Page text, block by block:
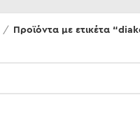
Προϊόντα με ετικέτα